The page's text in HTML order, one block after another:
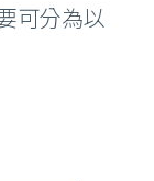
可分為以